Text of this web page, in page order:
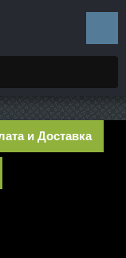
и Доставка